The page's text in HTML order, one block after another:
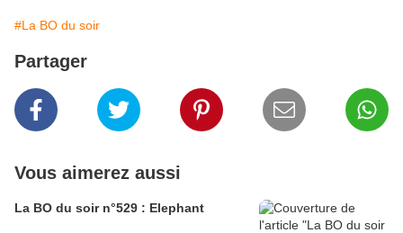
#La BO du soir
Partager
Vous aimerez aussi
La BO du soir n°529 : Elephant